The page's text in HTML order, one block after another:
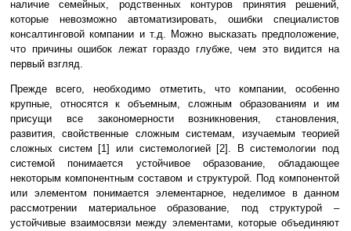
наличие семейных, родственных контуров принятия решений,
которые невозможно автоматизировать, ошибки специалистов
консалтинговой компании и т.д. Можно высказать предположение,
что причины ошибок лежат гораздо глубже, чем это видится на
первый взгляд.
Прежде всего, необходимо отметить, что компании, особенно
крупные, относятся к объемным, сложным образованиям и им
присущи все закономерности возникновения, становления,
развития, свойственные сложным системам, изучаемым теорией
сложных систем [1] или системологией [2]. В системологии под
системой понимается устойчивое образование, обладающее
некоторым компонентным составом и структурой. Под компонентой
или элементом понимается элементарное, неделимое в данном
рассмотрении материальное образование, под структурой –
устойчивые взаимосвязи между элементами, которые объединяют